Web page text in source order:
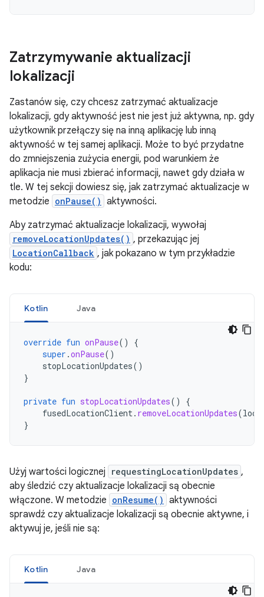
Zatrzymywanie aktualizacji
lokalizacji
Zastanów się, czy chcesz zatrzymać aktualizacje
lokalizacji, gdy aktywność jest nie jest już aktywna, np. gdy
użytkownik przełączy się na inną aplikację lub inną
aktywność w tej samej aplikacji. Może to być przydatne
do zmniejszenia zużycia energii, pod warunkiem że
aplikacja nie musi zbierać informacji, nawet gdy działa w
tle. W tej sekcji dowiesz się, jak zatrzymać aktualizacje w
metodzie onPause() aktywności.
Aby zatrzymać aktualizacje lokalizacji, wywołaj
removeLocationUpdates() , przekazując jej
LocationCallback , jak pokazano w tym przykładzie
kodu:
Kotlin Java
override fun onPause()
{
super .onPause()
stopLocationUpdates()
}
private fun stopLocationUpdates()
{
fusedLocationClient. removeLocationUpdates(
}
Użyj wartości logicznej requestingLocationUpdates ,
aby śledzić czy aktualizacje lokalizacji są obecnie
włączone. W metodzie onResume() aktywności
sprawdź czy aktualizacje lokalizacji są obecnie aktywne, i
aktywuj je, jeśli nie są:
Kotlin Java